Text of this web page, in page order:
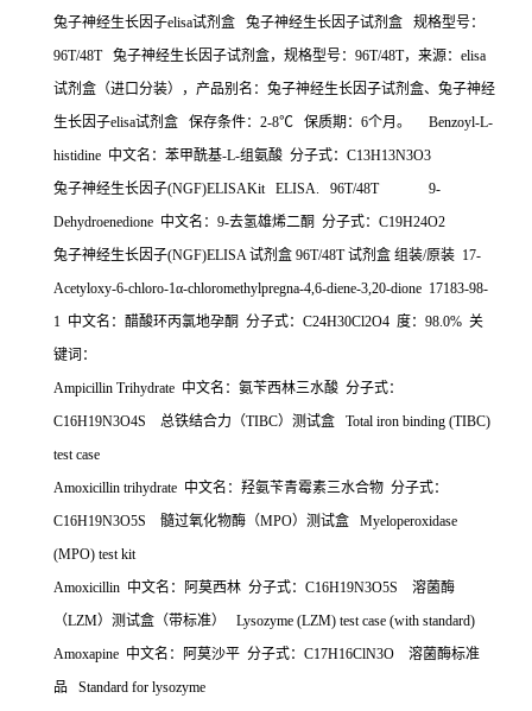
兔子神经生长因子elisa试剂盒 兔子神经生长因子试剂盒 规格型号：
96T/48T 兔子神经生长因子试剂盒，规格型号：96T/48T，来源：elisa
试剂盒（进口分装），产品别名：兔子神经生长因子试剂盒、兔子神经
生长因子elisa试剂盒 保存条件：2-8℃ 保质期：6个月。 Benzoyl-L-
histidine 中文名：苯甲酰基-L-组氨酸 分子式：C13H13N3O3
兔子神经生长因子(NGF)ELISAKit ELISA. 96T/48T 9-
Dehydroenedione 中文名：9-去氢雄烯二酮 分子式：C19H24O2
兔子神经生长因子(NGF)ELISA 试剂盒 96T/48T 试剂盒 组装/原装 17-
Acetyloxy-6-chloro-1α-chloromethylpregna-4,6-diene-3,20-dione 17183-98-
1 中文名：醋酸环丙氯地孕酮 分子式：C24H30Cl2O4 度：98.0% 关
键词：
Ampicillin Trihydrate 中文名：氨苄西林三水酸 分子式：
C16H19N3O4S 总铁结合力（TIBC）测试盒 Total iron binding (TIBC)
test case
Amoxicillin trihydrate 中文名：羟氨苄青霉素三水合物 分子式：
C16H19N3O5S 髓过氧化物酶（MPO）测试盒 Myeloperoxidase
(MPO) test kit
Amoxicillin 中文名：阿莫西林 分子式：C16H19N3O5S 溶菌酶
（LZM）测试盒（带标准） Lysozyme (LZM) test case (with standard)
Amoxapine 中文名：阿莫沙平 分子式：C17H16ClN3O 溶菌酶标准
品 Standard for lysozyme